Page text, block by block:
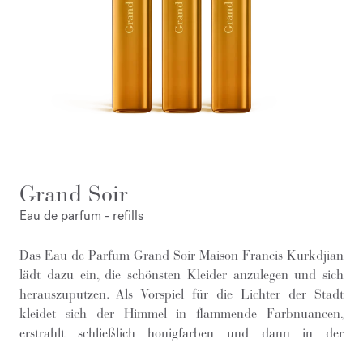
Grand Soir
Eau de parfum - refills
Das Eau de Parfum Grand Soir Maison Francis Kurkdjian
lädt dazu ein, die schönsten Kleider anzulegen und sich
herauszuputzen. Als Vorspiel für die Lichter der Stadt
kleidet sich der Himmel in flammende Farbnuancen,
erstrahlt schließlich honigfarben und dann in der